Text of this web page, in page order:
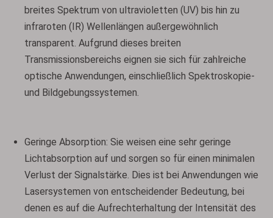
breites Spektrum von ultravioletten (UV) bis hin zu
infraroten (IR) Wellenlängen außergewöhnlich
transparent. Aufgrund dieses breiten
Transmissionsbereichs eignen sie sich für zahlreiche
optische Anwendungen, einschließlich Spektroskopie-
und Bildgebungssystemen.
Geringe Absorption: Sie weisen eine sehr geringe
Lichtabsorption auf und sorgen so für einen minimalen
Verlust der Signalstärke. Dies ist bei Anwendungen wie
Lasersystemen von entscheidender Bedeutung, bei
denen es auf die Aufrechterhaltung der Intensität des